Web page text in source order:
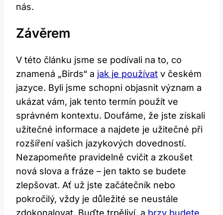
nás.
Závěrem
V této článku jsme se podívali na to, co
znamená „Birds“ a jak je používat v českém
jazyce. Byli jsme schopni objasnit význam a
ukázat vám, jak tento termín použít ve
správném kontextu. Doufáme, že jste získali
užitečné informace a najdete je užitečné při
rozšíření vašich jazykových dovedností.
Nezapomeňte pravidelně cvičit a zkoušet
nová slova a fráze – jen takto se budete
zlepšovat. Ať už jste začátečník nebo
pokročilý, vždy je důležité se neustále
zdokonalovat. Buďte trpěliví, a brzy budete